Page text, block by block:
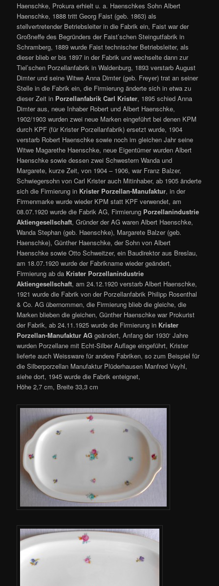
Haenschke, Prokura erhielt u. a. Haenschkes Sohn Albert
Haenschke, 1888 tritt Georg Faist (geb. 1863) als
stellvertretender Betriebsleiter in die Fabrik ein, Faist war der
Großneffe des Begründers der Faist’schen Steingutfabrik in
Schramberg, 1889 wurde Faist technischer Betriebsleiter, als
dieser blieb er bis 1897 in der Fabrik und wechselte dann zur
Tiel’schen Porzellanfabrik in Waldenburg, 1893 verstarb August
Dimter und seine Witwe Anna Dimter (geb. Freyer) trat an seiner
Stelle in die Fabrik ein, die Firmierung änderte sich in etwa zu
dieser Zeit in Porzellanfabrik Carl Krister, 1895 schied Anna
Dimter aus, neue Inhaber Robert und Albert Haenschke,
1902/1903 wurden zwei neue Marken eingeführt bei denen KPM
durch KPF (für Krister Porzellanfabrik) ersetzt wurde, 1904
verstarb Robert Haenschke sowie noch im gleichen Jahr seine
Witwe Magarethe Haenschke, neue Eigentümer wurden Albert
Haenschke sowie dessen zwei Schwestern Wanda und
Margarete, kurze Zeit, von 1904 – 1906, war Franz Balzer,
Schwiegersohn von Carl Krister auch Mitinhaber, ab 1905 änderte
sich die Firmierung in Krister Porzellan-Manufaktur, in der
Firmenmarke wurde wieder KPM statt KPF verwendet, am
08.07.1920 wurde die Fabrik AG, Firmierung Porzellanindustrie
Aktiengesellschaft, Gründer der AG waren Albert Haenschke,
Wanda Stephan (geb. Haenschke), Margarete Balzer (geb.
Haenschke), Günther Haenschke, der Sohn von Albert
Haenschke sowie Otto Schweitzer, ein Baudirektor aus Breslau,
am 18.07.1920 wurde der Fabrikname wieder geändert,
Firmierung ab da Krister Porzellanindustrie
Aktiengesellschaft, am 24.12.1920 verstarb Albert Haenschke,
1921 wurde die Fabrik von der Porzellanfabrik Philipp Rosenthal
& Co. AG übernommen, die Firmierung blieb die gleiche, die
Marken blieben die gleichen, Günther Haenschke war Prokurist
der Fabrik, ab 24.11.1925 wurde die Firmierung in Krister
Porzellan-Manufaktur AGgeändert, Anfang der 1930‘ Jahre
wurden Porzellane mit Echt-Silber Auflage eingeführt, Krister
lieferte auch Weissware für andere Fabriken, so zum Beispiel für
die Silberporzellan Manufaktur Plüderhausen Manfred Veyhl,
siehe dort, 1945 wurde die Fabrik enteignet,
Höhe 2,7 cm, Breite 33,3 cm